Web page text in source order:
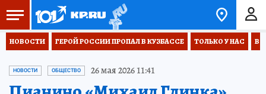
НОВОСТИ ГЕРОЙ РОССИИ ПРОПАЛ В КУЗБАССЕ ТОЛЬКО У НАС
НОВОСТИ ОБЩЕСТВО 26 мая 2026 11:41